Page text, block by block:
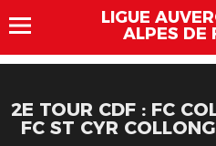
LIGUE
ALPES DE
2E TOUR CDF : FC
FC ST CYR